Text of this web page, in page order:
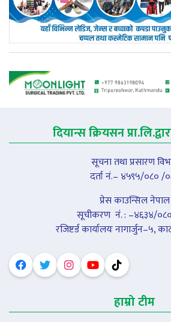
दियान्स क्रियसन
सूचना तथा प्रसारण
दर्ता नं.– ४५९५/०८० /
प्रेस काउन्सिल नेपाल
सूचीकरण नंं. : –४६३४/
रजिष्टर्ड कार्यालयः नागार्जुन–५,
हाम्रो टीम